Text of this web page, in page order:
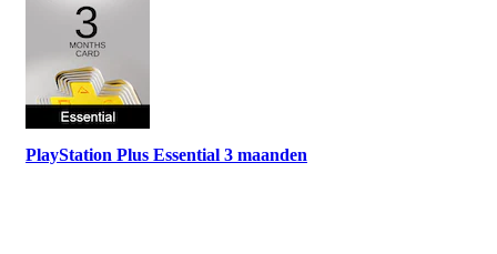
PlayStation Plus Essential 3 maanden